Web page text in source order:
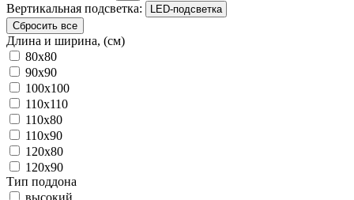
Вертикальная подсветка:
LED-подсветка
Сбросить все
Длина и ширина, (см)
80x80
90x90
100x100
110x110
110x80
110x90
120x80
120x90
Тип поддона
высокий